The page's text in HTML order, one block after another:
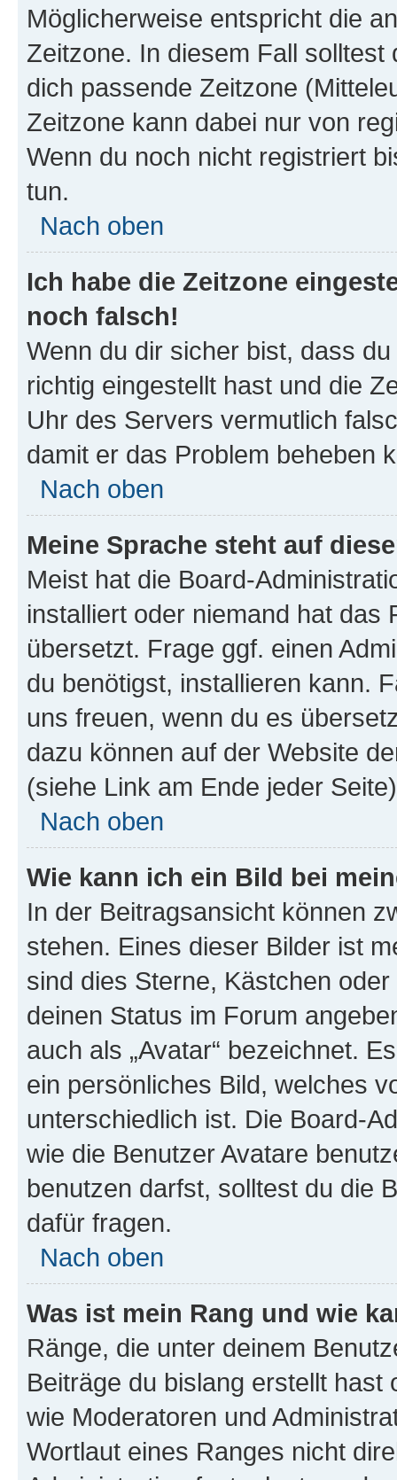
Möglicherweise entspricht die
Zeitzone. In diesem Fall solltest
dich passende Zeitzone
Zeitzone kann dabei nur von
Wenn du noch nicht registriert
tun.
Nach oben
Ich habe die Zeitzone
noch falsch!
Wenn du dir sicher bist, dass
richtig eingestellt hast und die
Uhr des Servers vermutlich
damit er das Problem beheben
Nach oben
Meine Sprache steht auf
Meist hat die Board-
installiert oder niemand hat das
übersetzt. Frage ggf. einen
du benötigst, installieren kann.
uns freuen, wenn du es
dazu können auf der Website
(siehe Link am Ende jeder
Nach oben
Wie kann ich ein Bild bei
In der Beitragsansicht können
stehen. Eines dieser Bilder ist
sind dies Sterne, Kästchen
deinen Status im Forum
auch als „Avatar“ bezeichnet.
ein persönliches Bild, welches
unterschiedlich ist. Die Board-
wie die Benutzer Avatare
benutzen darfst, solltest du die
dafür fragen.
Nach oben
Was ist mein Rang und wie
Ränge, die unter deinem
Beiträge du bislang erstellt
wie Moderatoren und
Wortlaut eines Ranges nicht